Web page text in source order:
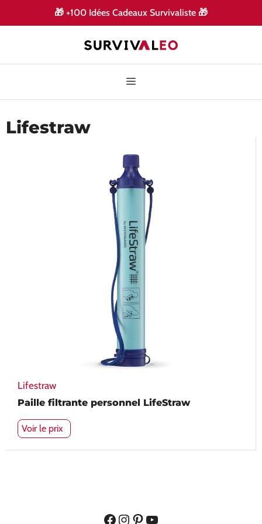
🎁 +100 Idées Cadeaux Survivaliste 🎁
Lifestraw
Lifestraw
Paille filtrante personnel LifeStraw
Voir le prix